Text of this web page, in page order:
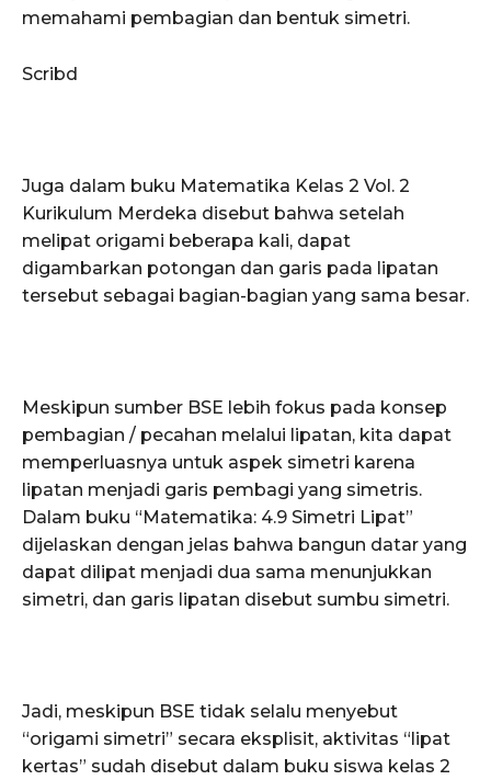
memahami pembagian dan bentuk simetri.
Scribd
Juga dalam buku Matematika Kelas 2 Vol. 2
Kurikulum Merdeka disebut bahwa setelah
melipat origami beberapa kali, dapat
digambarkan potongan dan garis pada lipatan
tersebut sebagai bagian-bagian yang sama besar.
Meskipun sumber BSE lebih fokus pada konsep
pembagian / pecahan melalui lipatan, kita dapat
memperluasnya untuk aspek simetri karena
lipatan menjadi garis pembagi yang simetris.
Dalam buku “Matematika: 4.9 Simetri Lipat”
dijelaskan dengan jelas bahwa bangun datar yang
dapat dilipat menjadi dua sama menunjukkan
simetri, dan garis lipatan disebut sumbu simetri.
Jadi, meskipun BSE tidak selalu menyebut
“origami simetri” secara eksplisit, aktivitas “lipat
kertas” sudah disebut dalam buku siswa kelas 2